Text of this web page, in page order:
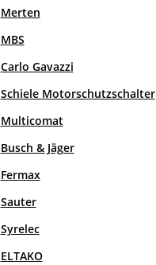
Merten
MBS
Carlo Gavazzi
Schiele Motorschutzschalter
Multicomat
Busch & Jäger
Fermax
Sauter
Syrelec
ELTAKO